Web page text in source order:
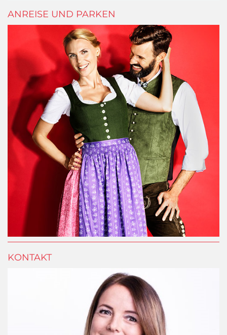
ANREISE UND PARKEN
KONTAKT